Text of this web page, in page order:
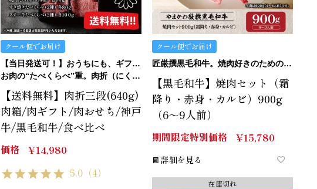
クール便でお届け
【当日発送可！】おうちにも、ギフトにも。ご褒美にも…イケます！
お肉の“たべくらべ”重。肉折（にくおり）
【送料無料】肉折三段(640g)
肉箱/肉ギフト/肉おせち/神戸
牛/黒毛和牛/食べ比べ
価格 ¥14,980
5.0 （4）
クール便でお届け
匠厳撰黒毛和牛。焼肉好きのためのTHE焼肉セット。
【黒毛和牛】焼肉セット（霜
降り・赤身・カルビ）900g
（6～9人前）
期間限定特別価格 ¥15,780
詳細を見る
在庫切れ